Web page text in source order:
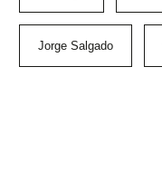
Jorge Salgado